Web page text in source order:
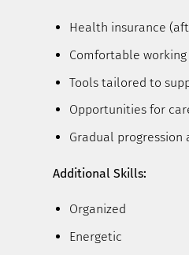
Health insurance
Comfortable
Tools tailored to
Opportunities for
Gradual progression
Additional Skills:
Organized
Energetic